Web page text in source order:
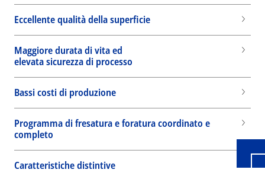
Eccellente qualità della superficie
Maggiore durata di vita ed
elevata sicurezza di processo
Bassi costi di produzione
Programma di fresatura e foratura coordinato e
completo
Caratteristiche distintive